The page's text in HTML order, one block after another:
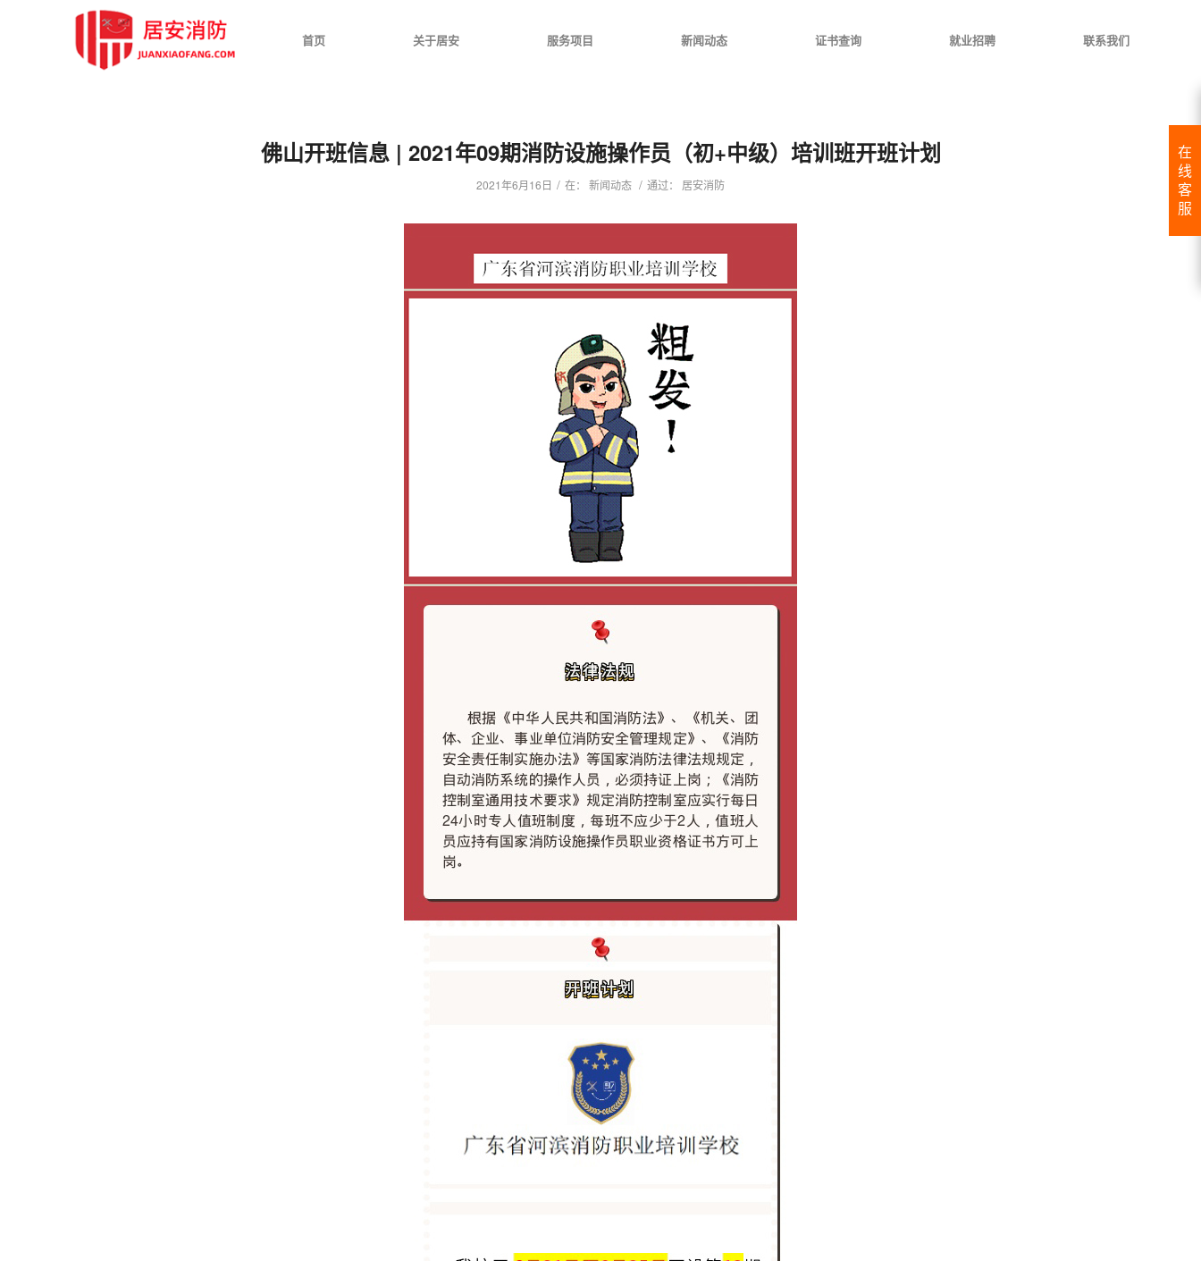
首页 关于居安 服务项目 新闻动态 证书查询 就业招聘 联系我们
佛山开班信息 | 2021年09期消防设施操作员（初+中级）培训班开班计划
2021年6月16日 / 在： 新闻动态 / 通过： 居安消防
在
线
客
服